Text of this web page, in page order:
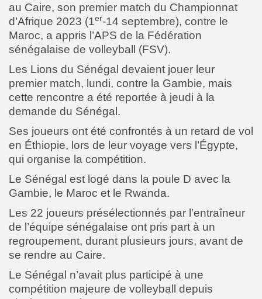
au Caire, son premier match du Championnat
d’Afrique 2023 (1er-14 septembre), contre le
Maroc, a appris l’APS de la Fédération
sénégalaise de volleyball (FSV).
Les Lions du Sénégal devaient jouer leur
premier match, lundi, contre la Gambie, mais
cette rencontre a été reportée à jeudi à la
demande du Sénégal.
Ses joueurs ont été confrontés à un retard de vol
en Éthiopie, lors de leur voyage vers l’Égypte,
qui organise la compétition.
Le Sénégal est logé dans la poule D avec la
Gambie, le Maroc et le Rwanda.
Les 22 joueurs présélectionnés par l’entraîneur
de l’équipe sénégalaise ont pris part à un
regroupement, durant plusieurs jours, avant de
se rendre au Caire.
Le Sénégal n’avait plus participé à une
compétition majeure de volleyball depuis